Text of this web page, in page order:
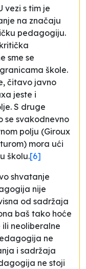
vezi s tim je
na značaju
pedagogiju.
sme se
škole.
čitavo javno
jeste i
S druge
se svakodnevno
polju (Giroux
mora ući
školu.[6]
shvatanje
nije
od sadržaja
baš tako hoće
neoliberalne
ne
i sadržaja
ne stoji